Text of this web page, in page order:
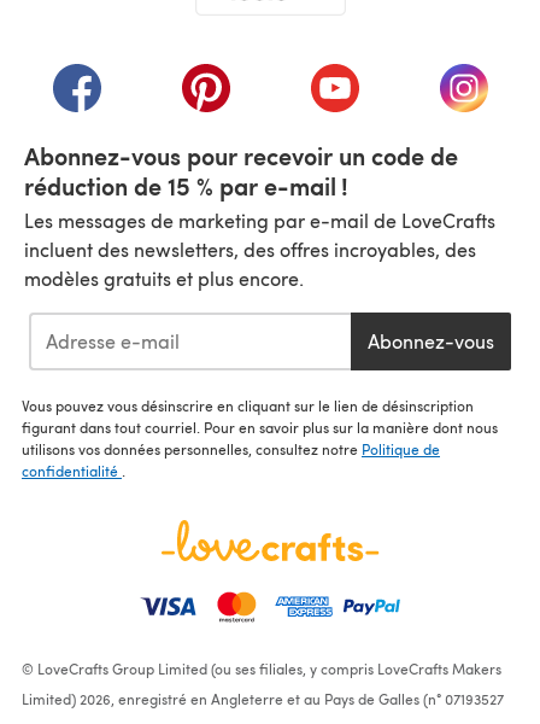
(s'ouvre dans un nouvel onglet)
(s'ouvre dans un nouvel onglet)
(s'ouvre dans un(s'ouvre
Abonnez-vous pour recevoir un code de
réduction de 15 % par e-mail !
Les messages de marketing par e-mail de LoveCrafts
incluent des newsletters, des offres incroyables, des
modèles gratuits et plus encore.
Abonnez-vous
Vous pouvez vous désinscrire en cliquant sur le lien de désinscription
figurant dans tout courriel. Pour en savoir plus sur la manière dont nous
utilisons vos données personnelles, consultez notre Politique de
confidentialité
© LoveCrafts Group Limited (ou ses filiales, y compris LoveCrafts Makers
Limited) 2026, enregistré en Angleterre et au Pays de Galles (n° 07193527